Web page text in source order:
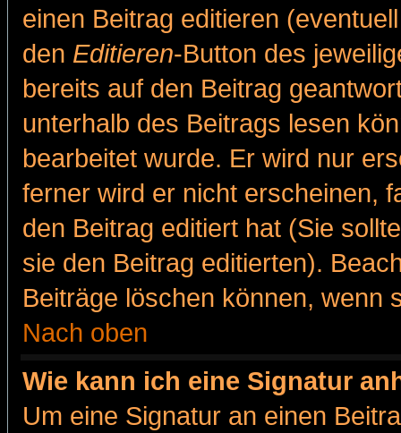
einen Beitrag editieren
den Editieren-Button des
bereits auf den Beitrag
unterhalb des Beitrags lesen
bearbeitet wurde. Er wird nur
ferner wird er nicht erscheinen,
den Beitrag editiert hat (Sie
sie den Beitrag editierten).
Beiträge löschen können, wenn
Nach oben
Wie kann ich eine Signatur
Um eine Signatur an einen